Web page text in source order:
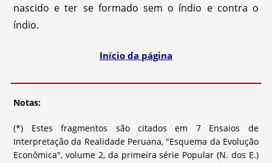
nascido e ter se formado sem o índio e contra o
índio.
Início da página
Notas:
(*) Estes fragmentos são citados em 7 Ensaios de
Interpretação da Realidade Peruana, "Esquema da Evolução
Econômica", volume 2, da primeira série Popular (N. dos E.)